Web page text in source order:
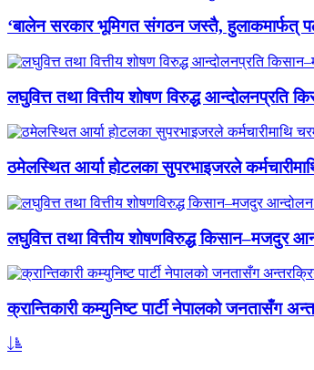
‘बालेन सरकार भूमिगत संगठन जस्तै, हुलाकमार्फत्
लघुवित्त तथा वित्तीय शोषण विरुद्ध आन्दोलनप्रति
ठमेलस्थित आर्या होटलका सुपरभाइजरले
लघुवित्त तथा वित्तीय शोषणविरुद्ध किसान–मजदुर
क्रान्तिकारी कम्युनिष्ट पार्टी नेपालको जनतासँग